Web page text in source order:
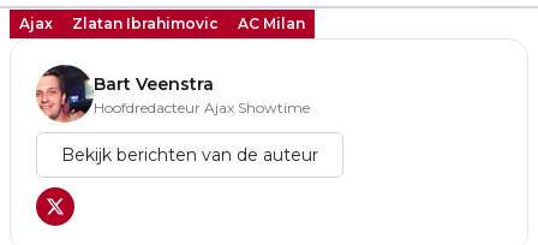
Ajax Zlatan Ibrahimovic AC Milan
Bart Veenstra
Hoofdredacteur Ajax Showtime
Bekijk berichten van de auteur